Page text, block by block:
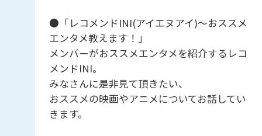
●「レコメンドINI(アイエヌアイ)～おススメ
エンタメ教えます！」
メンバーがおススメエンタメを紹介するレコ
メンドINI。
みなさんに是非見て頂きたい、
おススメの映画やアニメについてお話してい
きます。